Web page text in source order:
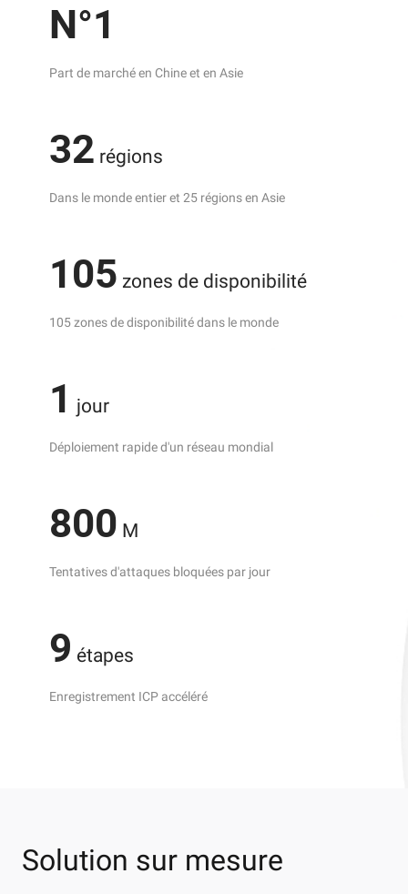
N°1
Part de marché en Chine et en Asie
32 régions
Dans le monde entier et 25 régions en Asie
105 zones de disponibilité
105 zones de disponibilité dans le monde
1 jour
Déploiement rapide d'un réseau mondial
800 M
Tentatives d'attaques bloquées par jour
9 étapes
Enregistrement ICP accéléré
Solution sur mesure